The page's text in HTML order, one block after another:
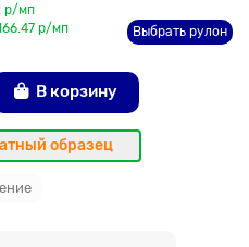
р/мп
р/мп
Выбрать рулон
В корзину
образец